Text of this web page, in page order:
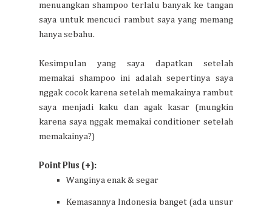
menuangkan shampoo terlalu banyak ke tangan
saya untuk mencuci rambut saya yang memang
hanya sebahu.
Kesimpulan yang saya dapatkan setelah
memakai shampoo ini adalah sepertinya saya
nggak cocok karena setelah memakainya rambut
saya menjadi kaku dan agak kasar (mungkin
karena saya nggak memakai conditioner setelah
memakainya?)
Point Plus (+):
Wanginya enak & segar
Kemasannya Indonesia banget (ada unsur